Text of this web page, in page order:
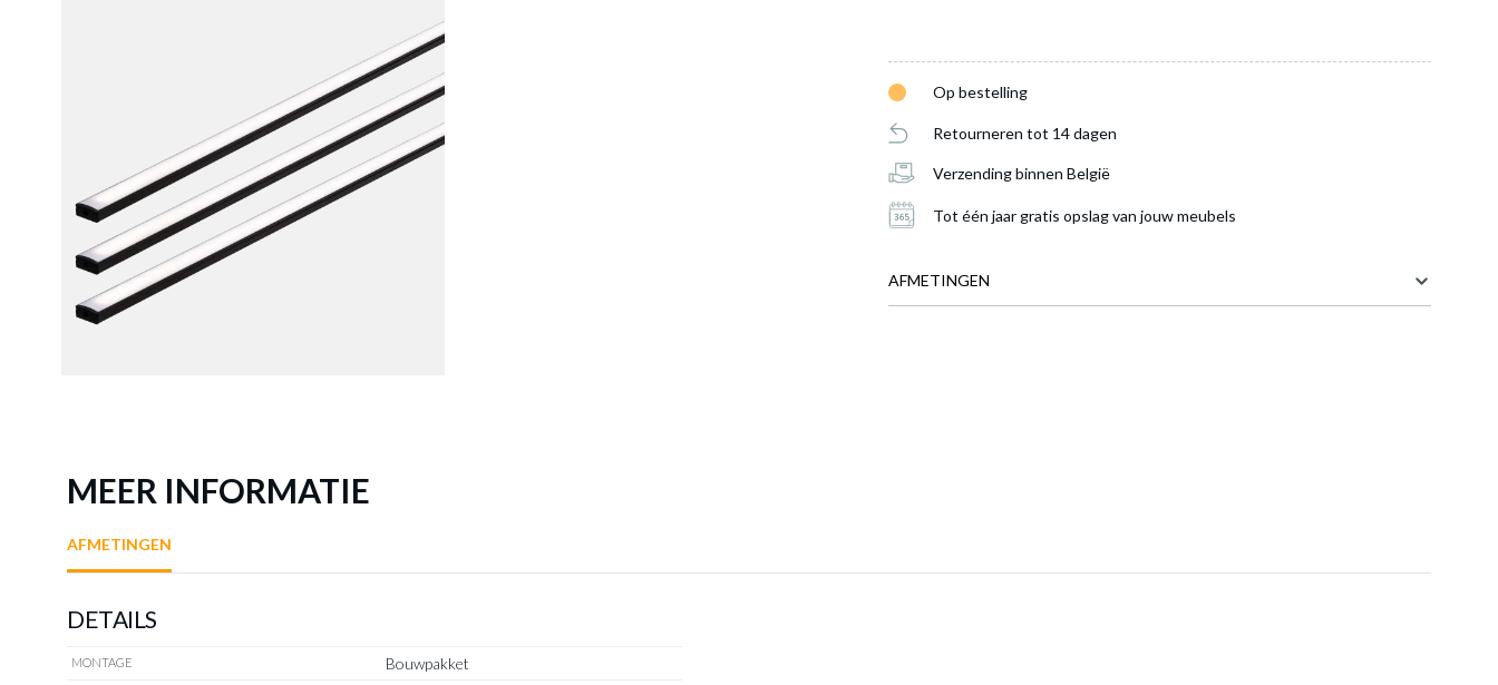
Op bestelling
Retourneren tot 14 dagen
Verzending binnen België
Tot één jaar gratis opslag van jouw meubels
AFMETINGEN
MEER INFORMATIE
AFMETINGEN
DETAILS
MONTAGE Bouwpakket
LED Verlichtingsset CASTELLO 2 Glasdeuren/3 Nissen
winkelmandje
LED VERLICHTINGSSET CASTELLO 2